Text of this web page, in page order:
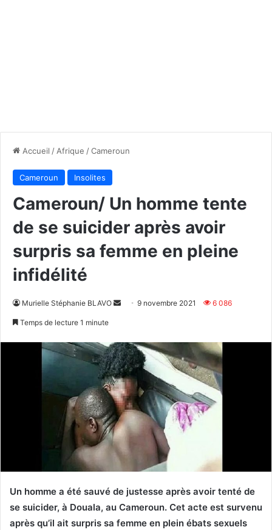
Accueil / Afrique /Cameroun
Cameroun Insolites
Cameroun/ Un homme tente
de se suicider après avoir
surpris sa femme en pleine
infidélité
Murielle Stéphanie BLAVO
Envoyer9 novembre 2021 6 086
Temps de lecture 1 minute
Un homme a été sauvé de justesse après avoir tenté de
se suicider, à Douala, au Cameroun. Cet acte est survenu
après qu’il ait surpris sa femme en plein ébats sexuels